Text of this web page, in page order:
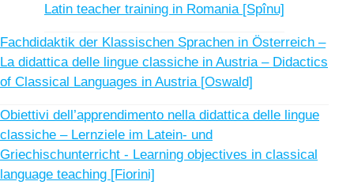
Latin teacher training in Romania [Spînu]
Fachdidaktik der Klassischen Sprachen in Österreich –
La didattica delle lingue classiche in Austria – Didactics
of Classical Languages in Austria [Oswald]
Obiettivi dell’apprendimento nella didattica delle lingue
classiche – Lernziele im Latein- und
Griechischunterricht - Learning objectives in classical
language teaching [Fiorini]